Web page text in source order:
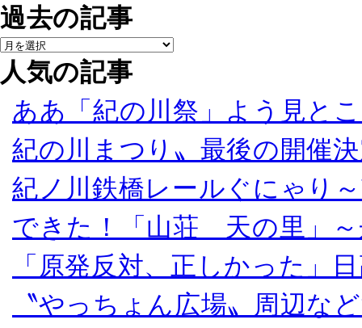
過去の記事
人気の記事
ああ「紀の川祭」よう見と
紀の川まつり〟最後の開催
紀ノ川鉄橋レールぐにゃり
できた！「山荘 天の里」～
「原発反対、正しかった」
〝やっちょん広場〟周辺な